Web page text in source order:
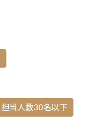
担当人数30名以下